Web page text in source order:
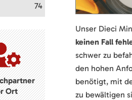
74
Ort
Unser Dieci
keinen Fall
schwer zu
den hohen
benötigt, mit
zu bewältigen